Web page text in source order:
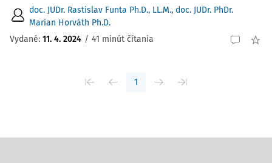
doc. JUDr. Rastislav Funta Ph.D., LL.M., doc. JUDr. PhDr.
Marian Horváth Ph.D.
Vydané: 11. 4. 2024 / 41 minút čítania
1